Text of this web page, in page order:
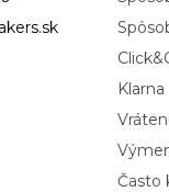
Klarna
Často